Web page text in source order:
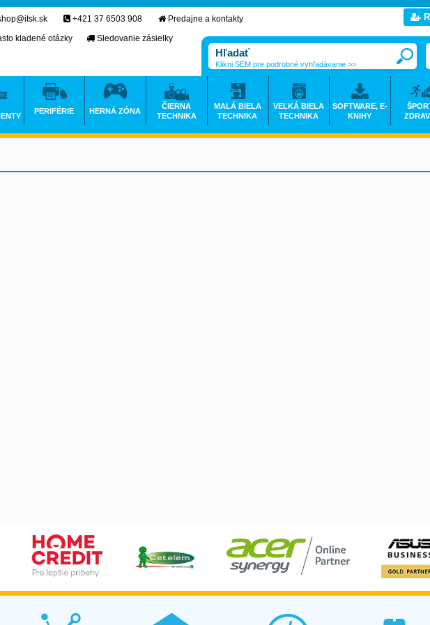
+421 37 6503 908
Predajne a kontakty
kladené otázky
Sledovanie zásielky
Klikni SEM pre podrobné vyhľadávanie >>
PERIFÉRIE HERNÁ ZÓNA
ČIERNA
TECHNIKA
MALÁ BIELA
TECHNIKA
VEĽKÁ BIELA
TECHNIKA
SOFTWARE, E-
KNIHY